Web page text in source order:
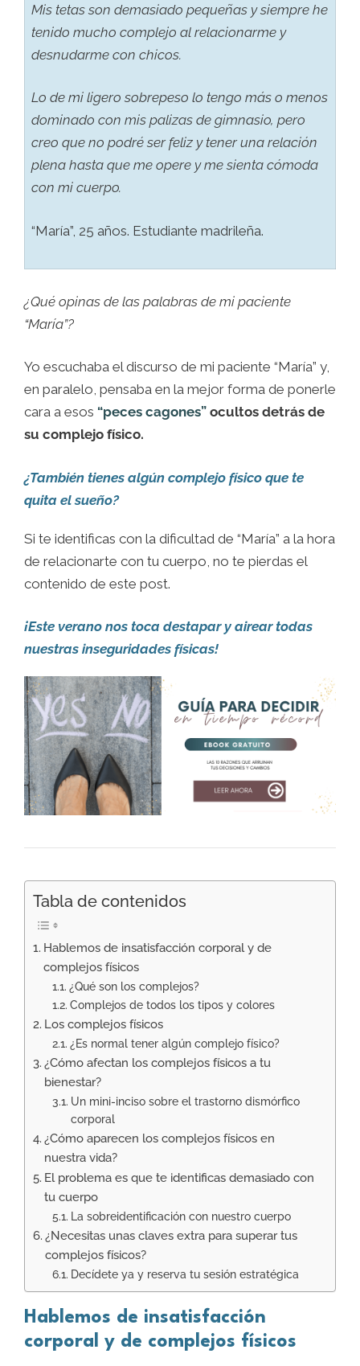
Mis tetas son demasiado pequeñas y siempre he
tenido mucho complejo al relacionarme y
desnudarme con chicos.
Lo de mi ligero sobrepeso lo tengo más o menos
dominado con mis palizas de gimnasio, pero
creo que no podré ser feliz y tener una relación
plena hasta que me opere y me sienta cómoda
con mi cuerpo.
“María”, 25 años. Estudiante madrileña.
¿Qué opinas de las palabras de mi paciente
“María”?
Yo escuchaba el discurso de mi paciente “María” y,
en paralelo, pensaba en la mejor forma de ponerle
cara a esos “peces cagones” ocultos detrás de
su complejo físico.
¿También tienes algún complejo físico que te
quita el sueño?
Si te identificas con la dificultad de “María” a la hora
de relacionarte con tu cuerpo, no te pierdas el
contenido de este post.
¡Este verano nos toca destapar y airear todas
nuestras inseguridades físicas!
Tabla de contenidos
Hablemos de insatisfacción corporal y de
complejos físicos
¿Qué son los complejos?
Complejos de todos los tipos y colores
Los complejos físicos
¿Es normal tener algún complejo físico?
¿Cómo afectan los complejos físicos a tu
bienestar?
Un mini-inciso sobre el trastorno dismórfico
corporal
¿Cómo aparecen los complejos físicos en
nuestra vida?
El problema es que te identificas demasiado con
tu cuerpo
La sobreidentificación con nuestro cuerpo
¿Necesitas unas claves extra para superar tus
complejos físicos?
Decídete ya y reserva tu sesión estratégica
Hablemos de insatisfacción
corporal y de complejos físicos